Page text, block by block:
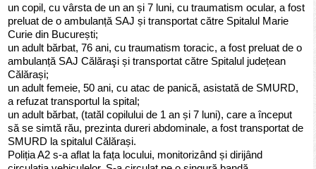
un copil, cu vârsta de un an și 7 luni, cu traumatism ocular, a fost
preluat de o ambulanță SAJ și transportat către Spitalul Marie
Curie din București;
un adult bărbat, 76 ani, cu traumatism toracic, a fost preluat de o
ambulanță SAJ Călăraşi și transportat către Spitalul județean
Călărași;
un adult femeie, 50 ani, cu atac de panică, asistată de SMURD,
a refuzat transportul la spital;
un adult bărbat, (tatăl copilului de 1 an și 7 luni), care a început
să se simtă rău, prezinta dureri abdominale, a fost transportat de
SMURD la spitalul Călărași.
Poliția A2 s-a aflat la fața locului, monitorizând și dirijând